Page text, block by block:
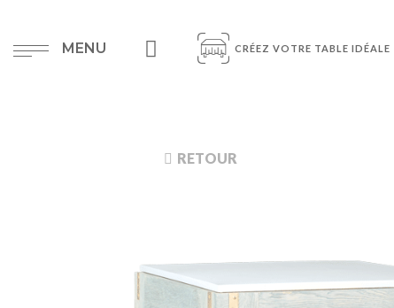
MENU CRÉEZ VOTRE TABLE IDÉALE
RETOUR